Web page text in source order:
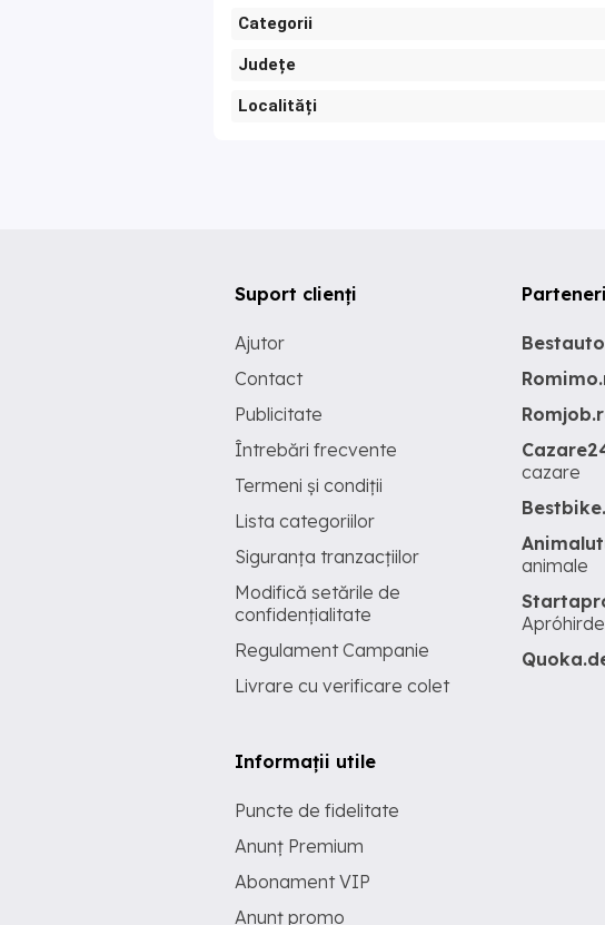
Categorii
Județe
Localități
Suport clienți
Ajutor
Contact
Publicitate
Întrebări frecvente
Termeni și condiții
Lista categoriilor
Siguranța tranzacțiilor
Modifică setările de
confidențialitate
Regulament Campanie
Livrare cu verificare colet
Informații utile
Puncte de fidelitate
Anunț Premium
Abonament VIP
Anunț promo
Parteneri
cazare
animale